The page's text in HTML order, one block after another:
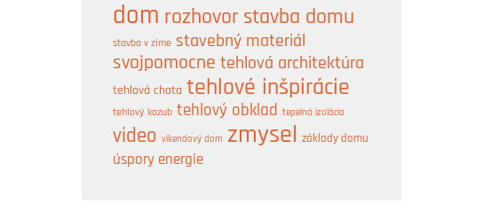
dom rozhovor stavba domu
stavba v zime stavebný materiál
svojpomocne tehlová architektúra
tehlová chata tehlové inšpirácie
tehlový kozub tehlový obklad tepelná izolácia
video víkendový dom zmysel základy domu
úspory energie